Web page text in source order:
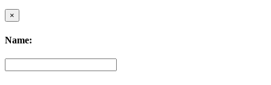
×
Name: